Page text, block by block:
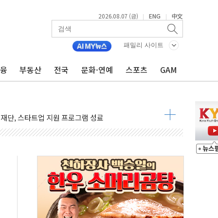
2026.08.07 (금) | ENG | 中文
패밀리 사이트
부동산 전국 문화·연예 스포츠 GAM
무너져…대전서 50대 일용직 추락 사망
관저 이전 감사 무마' 유병호 감사위원 구속 기소
…내년 AI 팩토리 매출 본격화
단, 스타트업 지원 프로그램 성료
혐의' 차가원 대표 구속 송치
텔 살인' 50대 남성 구속 송치
박 7년 새 7배 늘었다...폭염 대책비는 8.6배 증가
한 여름"…구윤철, 쪽방촌 폭염 대응상황 점검
럽 패싱… '유로화 팔아 엔화 부양' 사후 통보만